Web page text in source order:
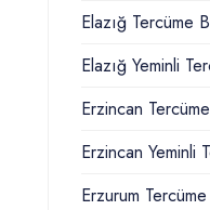
Elazığ Tercüme
Elazığ Yeminli
Erzincan
Erzincan Yeminli
Erzurum